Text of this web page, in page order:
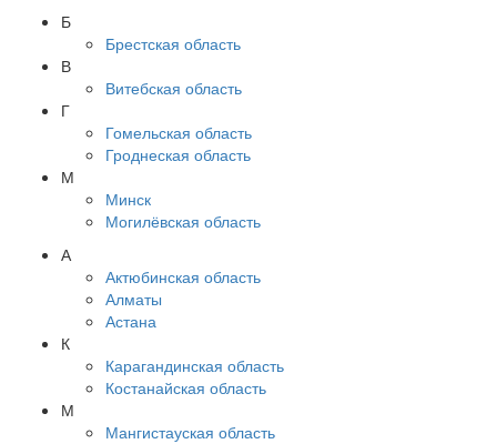
Б
Брестская область
В
Витебская область
Г
Гомельская область
Гроднеская область
М
Минск
Могилёвская область
А
Актюбинская область
Алматы
Астана
К
Карагандинская область
Костанайская область
М
Мангистауская область